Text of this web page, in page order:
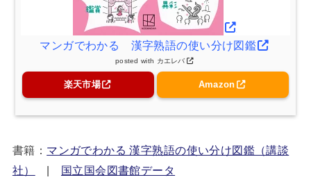
マンガでわかる 漢字熟語の使い分け図鑑
posted with カエレバ
楽天市場 Amazon
書籍： マンガでわかる 漢字熟語の使い分け図鑑（講談
社）
| 国立国会図書館データ